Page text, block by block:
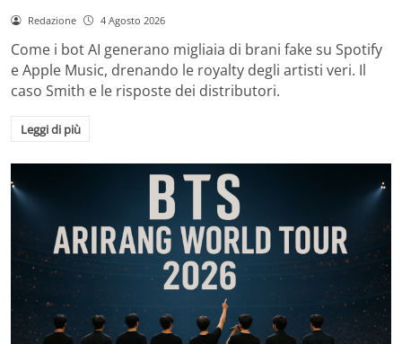
Redazione 4 Agosto 2026
Come i bot AI generano migliaia di brani fake su Spotify
e Apple Music, drenando le royalty degli artisti veri. Il
caso Smith e le risposte dei distributori.
Leggi di più